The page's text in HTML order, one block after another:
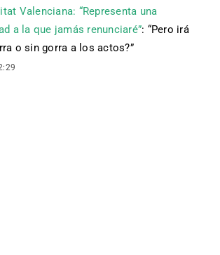
Valenciana: “Representa una
a la que jamás renunciaré”: “Pero irá
o sin gorra a los actos?”